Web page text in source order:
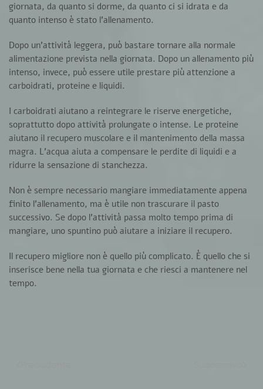
giornata, da quanto si dorme, da quanto ci si idrata e da
quanto intenso è stato l’allenamento.
Dopo un’attività leggera, può bastare tornare alla normale
alimentazione prevista nella giornata. Dopo un allenamento più
intenso, invece, può essere utile prestare più attenzione a
carboidrati, proteine e liquidi.
I carboidrati aiutano a reintegrare le riserve energetiche,
soprattutto dopo attività prolungate o intense. Le proteine
aiutano il recupero muscolare e il mantenimento della massa
magra. L’acqua aiuta a compensare le perdite di liquidi e a
ridurre la sensazione di stanchezza.
Non è sempre necessario mangiare immediatamente appena
finito l’allenamento, ma è utile non trascurare il pasto
successivo. Se dopo l’attività passa molto tempo prima di
mangiare, uno spuntino può aiutare a iniziare il recupero.
Il recupero migliore non è quello più complicato. È quello che si
inserisce bene nella tua giornata e che riesci a mantenere nel
tempo.